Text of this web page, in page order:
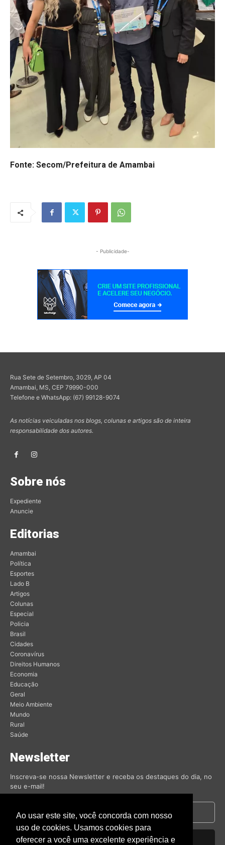
Fonte: Secom/Prefeitura de Amambai
- Publicidade-
Rua Sete de Setembro, 3029, AP 04
Amambai, MS, CEP 79990-000
Telefone e WhatsApp: (67) 99128-9074
As notícias veiculadas nos blogs, colunas e artigos são de inteira
responsabilidade dos autores.
Sobre nós
Expediente
Anuncie
Editorias
Amambai
Política
Esportes
Lado B
Artigos
Colunas
Especial
Policia
Brasil
Cidades
Coronavírus
Direitos Humanos
Economia
Educação
Geral
Meio Ambiente
Mundo
Rural
Saúde
Newsletter
Inscreva-se nossa Newsletter e receba os destaques do dia, no
seu e-mail!
Inscrever-se
Ao usar este site, você concorda com nosso
uso de cookies. Usamos cookies para
oferecer a você uma excelente experiência e